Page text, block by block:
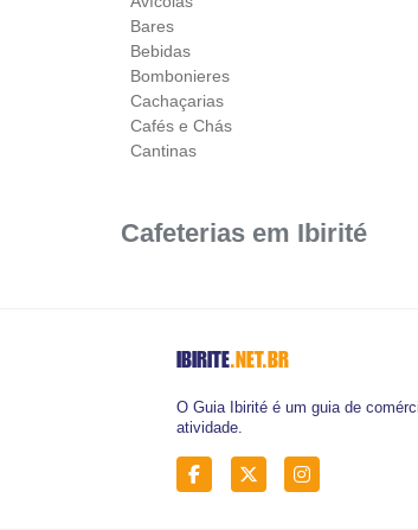
Bares
Bebidas
Bombonieres
Cachaçarias
Cafés e Chás
Cantinas
Cafeterias em Ibirité
IBIRITE.NET.BR
O Guia Ibirité é um guia de
atividade.